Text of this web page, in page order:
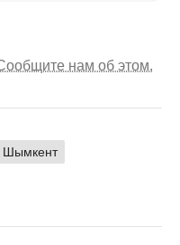
нам об этом.
Шымкент